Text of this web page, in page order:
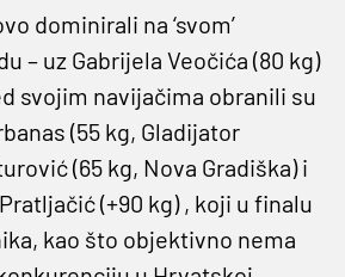
dominirali na ‘svom’
– uz Gabrijela Veočića (80 kg)
svojim navijačima obranili su
(55 kg, Gladijator
(65 kg, Nova Gradiška) i
(+90 kg) , koji u finalu
kao što objektivno nema